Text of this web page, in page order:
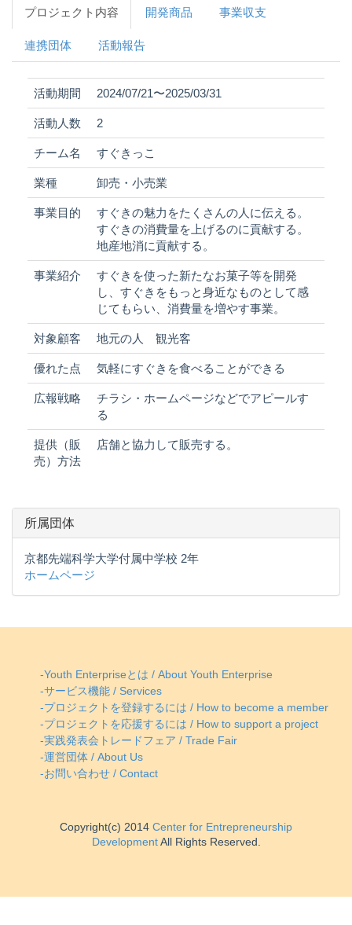
プロジェクト内容 開発商品 事業収支
連携団体 活動報告
活動期間 2024/07/21〜2025/03/31
活動人数 2
チーム名 すぐきっこ
業種 卸売・小売業
事業目的
すぐきの魅力をたくさんの人に伝える。
すぐきの消費量を上げるのに貢献する。
地産地消に貢献する。
事業紹介
すぐきを使った新たなお菓子等を開発
し、すぐきをもっと身近なものとして感
じてもらい、消費量を増やす事業。
対象顧客 地元の人 観光客
優れた点 気軽にすぐきを食べることができる
広報戦略
チラシ・ホームページなどでアピールす
る
提供（販
売）方法
店舗と協力して販売する。
所属団体
京都先端科学大学付属中学校 2年
ホームページ
-Youth Enterpriseとは / About Youth Enterprise
-サービス機能 / Services
-プロジェクトを登録するには / How to become a member
-プロジェクトを応援するには / How to support a project
-実践発表会トレードフェア / Trade Fair
-運営団体 / About Us
-お問い合わせ / Contact
Copyright(c) 2014 Center for Entrepreneurship
DevelopmentAll Rights Reserved.